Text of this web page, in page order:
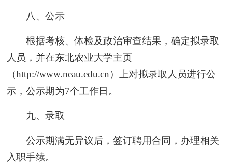
八、公示
根据考核、体检及政治审查结果，确定拟录取
人员，并在东北农业大学主页
（http://www.neau.edu.cn）上对拟录取人员进行公
示，公示期为7个工作日。
九、录取
公示期满无异议后，签订聘用合同，办理相关
入职手续。